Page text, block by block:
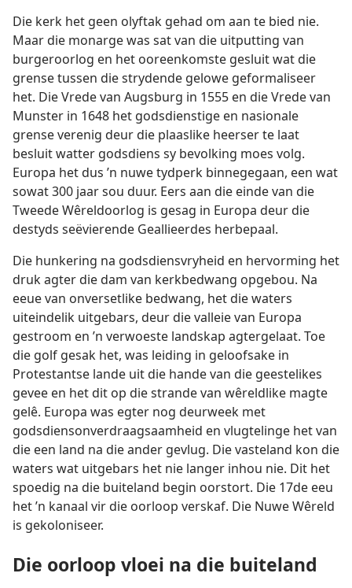
Die kerk het geen olyftak gehad om aan te bied nie.
Maar die monarge was sat van die uitputting van
burgeroorlog en het ooreenkomste gesluit wat die
grense tussen die strydende gelowe geformaliseer
het. Die Vrede van Augsburg in 1555 en die Vrede van
Munster in 1648 het godsdienstige en nasionale
grense verenig deur die plaaslike heerser te laat
besluit watter godsdiens sy bevolking moes volg.
Europa het dus ’n nuwe tydperk binnegegaan, een wat
sowat 300 jaar sou duur. Eers aan die einde van die
Tweede Wêreldoorlog is gesag in Europa deur die
destyds seëvierende Geallieerdes herbepaal.
Die hunkering na godsdiensvryheid en hervorming het
druk agter die dam van kerkbedwang opgebou. Na
eeue van onversetlike bedwang, het die waters
uiteindelik uitgebars, deur die valleie van Europa
gestroom en ’n verwoeste landskap agtergelaat. Toe
die golf gesak het, was leiding in geloofsake in
Protestantse lande uit die hande van die geestelikes
gevee en het dit op die strande van wêreldlike magte
gelê. Europa was egter nog deurweek met
godsdiensonverdraagsaamheid en vlugtelinge het van
die een land na die ander gevlug. Die vasteland kon die
waters wat uitgebars het nie langer inhou nie. Dit het
spoedig na die buiteland begin oorstort. Die 17de eeu
het ’n kanaal vir die oorloop verskaf. Die Nuwe Wêreld
is gekoloniseer.
Die oorloop vloei na die buiteland